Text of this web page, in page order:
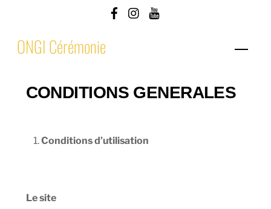
contentONGI Cérémonie
CONDITIONS GENERALES
Conditions d’utilisation
Le site